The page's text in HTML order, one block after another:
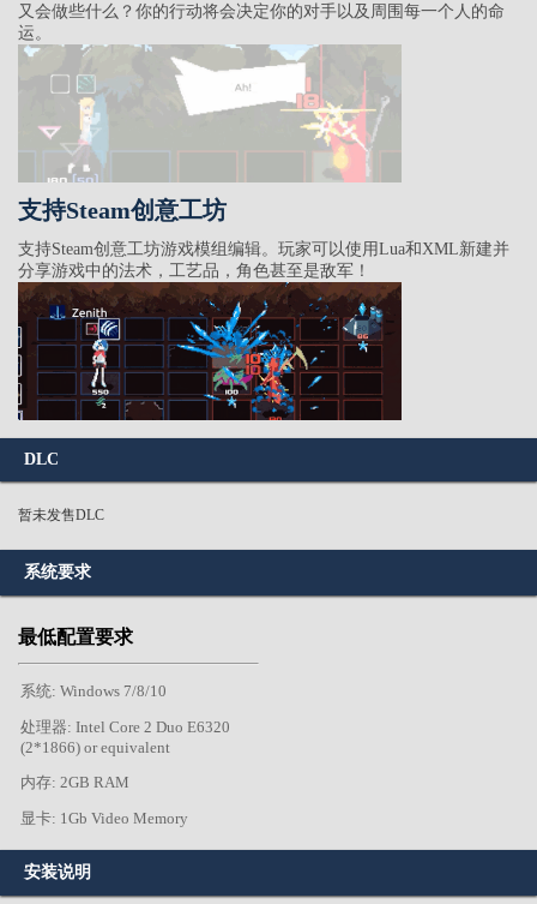
又会做些什么？你的行动将会决定你的对手以及周围每一个人的命
运。
支持Steam创意工坊
支持Steam创意工坊游戏模组编辑。玩家可以使用Lua和XML新建并
分享游戏中的法术，工艺品，角色甚至是敌军！
DLC
暂未发售DLC
系统要求
最低配置要求
系统: Windows 7/8/10
处理器: Intel Core 2 Duo E6320
(2*1866) or equivalent
内存: 2GB RAM
显卡: 1Gb Video Memory
安装说明